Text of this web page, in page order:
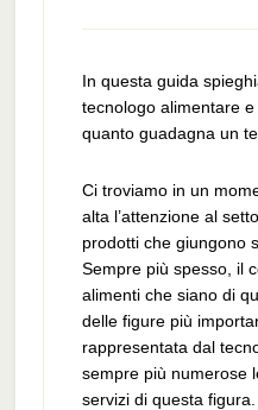
In questa guida
tecnologo alimentare
quanto guadagna un
Ci troviamo in un
alta l’attenzione al
prodotti che giungono
Sempre più spesso, il
alimenti che siano di
delle figure più
rappresentata dal
sempre più numerose
servizi di questa